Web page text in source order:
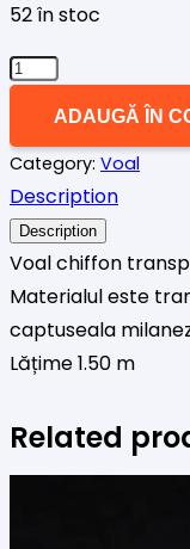
52 în stoc
Cantitate
PASTEL
BEJ
ADAUGĂ ÎN
Category: Voal
Description
Description
Voal chiffon
Materialul este
captuseala
Lățime 1.50 m
Related